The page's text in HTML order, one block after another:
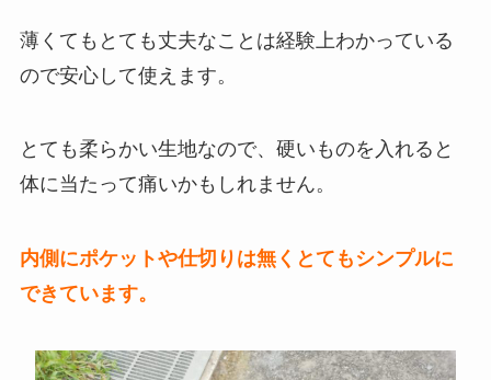
薄くてもとても丈夫なことは経験上わかっている
ので安心して使えます。
とても柔らかい生地なので、硬いものを入れると
体に当たって痛いかもしれません。
内側にポケットや仕切りは無くとてもシンプルに
できています。